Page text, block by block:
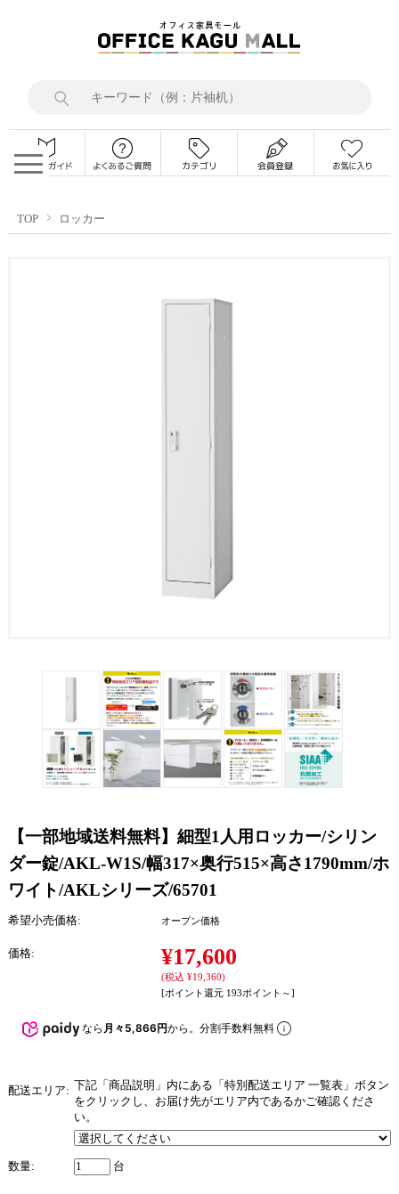
TOP ロッカー
【一部地域送料無料】細型1人用ロッカー/シリン
ダー錠/AKL-W1S/幅317×奥行515×高さ1790mm/ホ
ワイト/AKLシリーズ/65701
希望小売価格: オープン価格
価格: ¥17,600
(税込 ¥19,360)
[ポイント還元 193ポイント～]
なら 月々5,866円から。分割手数料無料
配送エリア: 下記「商品説明」内にある「特別配送エリア 一覧表」ボタン
をクリックし、お届け先がエリア内であるかご確認くださ
い。
数量: 台